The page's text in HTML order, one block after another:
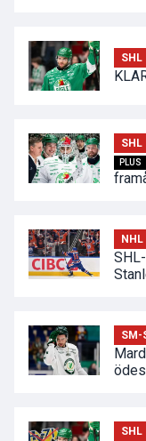
SHL
SHL
PLUS
NHL
SM-
SHL